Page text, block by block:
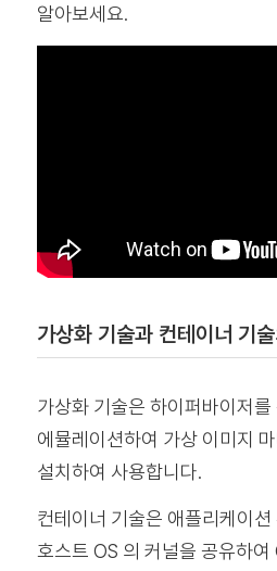
알아보세요.
가상화 기술과 컨테이너 기
가상화 기술은 하이퍼바이저
에뮬레이션하여 가상 이미지
설치하여 사용합니다.
컨테이너 기술은 애플리케이션
호스트 OS 의 커널을 공유하여